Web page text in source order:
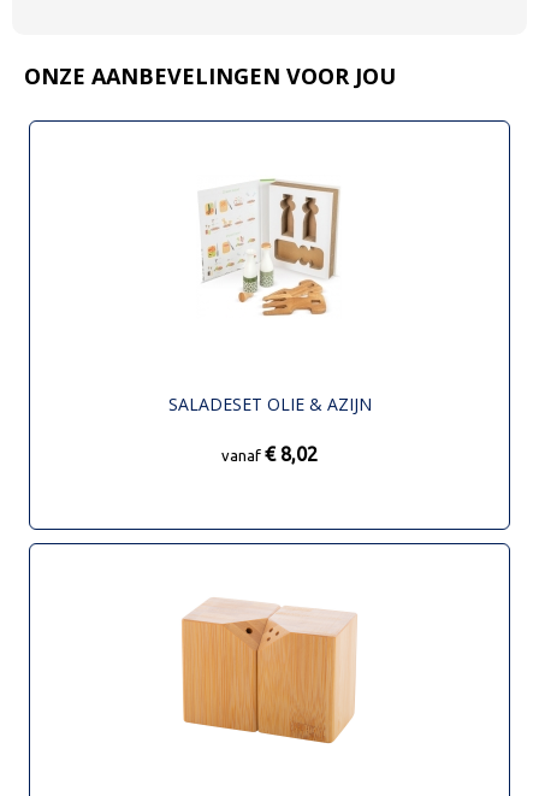
ONZE AANBEVELINGEN VOOR JOU
SALADESET OLIE & AZIJN
vanaf € 8,02